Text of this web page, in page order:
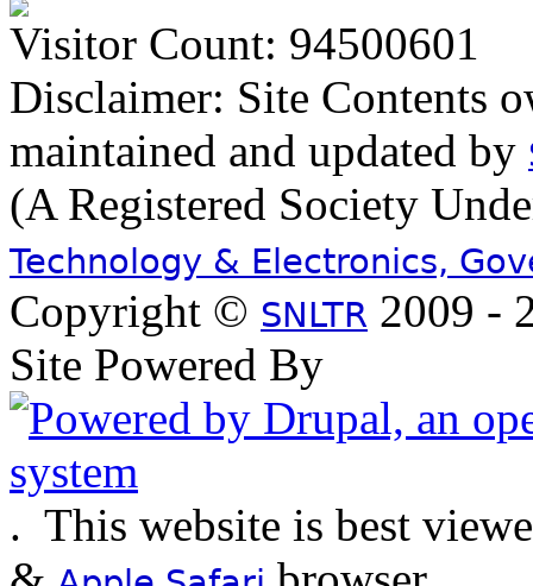
Visitor Count: 94500601
Disclaimer: Site Contents
maintained and updated by
(A Registered Society
Technology & Electronics,
Copyright © SNLTR 2009 -
Site Powered By
. This website is best